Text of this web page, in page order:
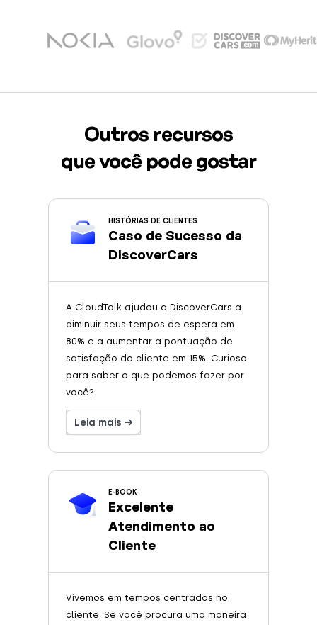
Outros recursos
que você pode gostar
HISTÓRIAS DE CLIENTES
Caso de Sucesso da
DiscoverCars
A CloudTalk ajudou a DiscoverCars a
diminuir seus tempos de espera em
80% e a aumentar a pontuação de
satisfação do cliente em 15%. Curioso
para saber o que podemos fazer por
você?
Leia mais →
E-BOOK
Excelente
Atendimento ao
Cliente
Vivemos em tempos centrados no
cliente. Se você procura uma maneira